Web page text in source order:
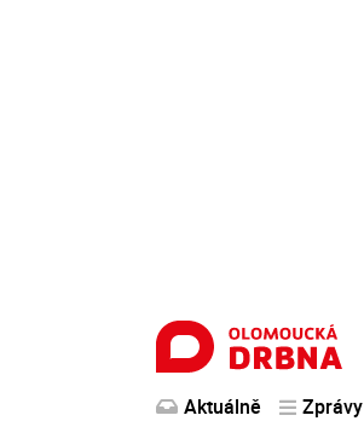
Aktuálně Zprávy